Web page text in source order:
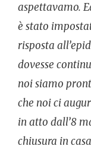
aspettavamo.
è stato
risposta
dovesse
noi siamo
che noi ci
in atto dall’8
chiusura in